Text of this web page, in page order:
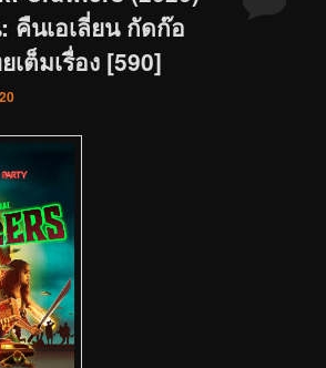
นเอเลี่ยน กัดก๊อ
เต็มเรื่อง [590]